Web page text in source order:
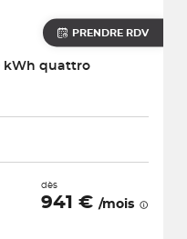
PRENDRE RDV
kWh quattro
dès
941 € /mois